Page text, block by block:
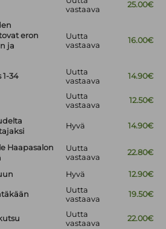
vastaava
25.00€
eron
ja
Uutta
vastaava
16.00€
1-34
Uutta
vastaava
14.90€
Uutta
vastaava
12.50€
Hyvä 14.90€
Haapasalon
Uutta
vastaava
22.80€
Hyvä 12.90€
Uutta
vastaava
19.50€
Uutta
vastaava
22.00€